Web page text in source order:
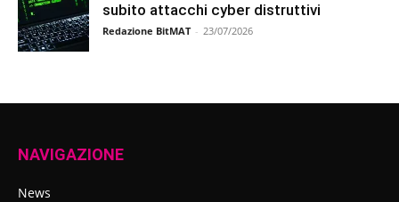
subito attacchi cyber distruttivi
Redazione BitMAT - 23/07/2026
NAVIGAZIONE
News